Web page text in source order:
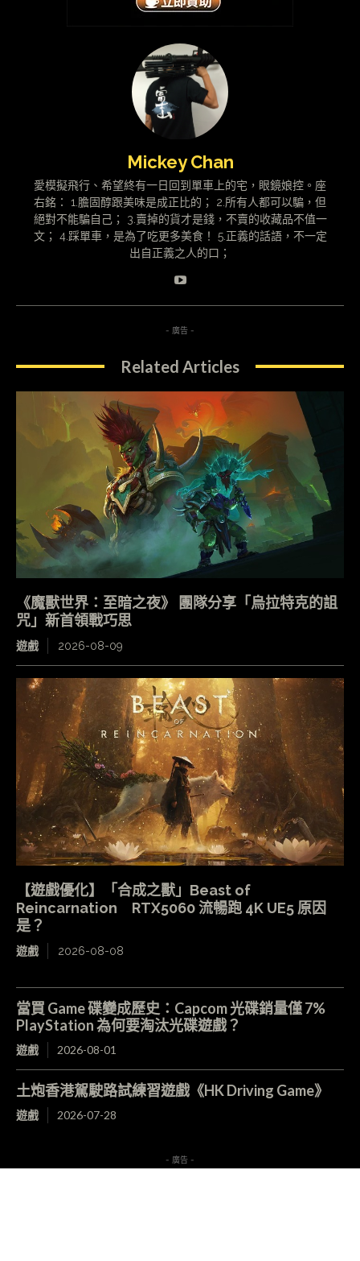
Mickey Chan
愛模擬飛行、希望終有一日回到單車上的宅，眼鏡娘控。座
右銘： 1.膽固醇跟美味是成正比的； 2.所有人都可以騙，但
絕對不能騙自己； 3.賣掉的貨才是錢，不賣的收藏品不值一
文； 4.踩單車，是為了吃更多美食！ 5.正義的話語，不一定
出自正義之人的口；
- 廣告 -
Related Articles
《魔獸世界：至暗之夜》 團隊分享「烏拉特克的詛
咒」新首領戰巧思
遊戲 2026-08-09
【遊戲優化】「合成之獸」Beast of
Reincarnation RTX5060 流暢跑 4K UE5 原因
是？
遊戲 2026-08-08
當買 Game 碟變成歷史：Capcom 光碟銷量僅 7%
PlayStation 為何要淘汰光碟遊戲？
遊戲 2026-08-01
土炮香港駕駛路試練習遊戲《HK Driving Game》
遊戲 2026-07-28
- 廣告 -